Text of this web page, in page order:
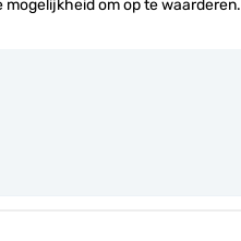
mogelijkheid om op te waarderen.